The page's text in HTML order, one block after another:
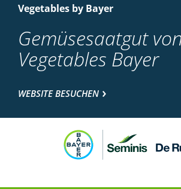
Vegetables by Bayer
Gemüsesaatgut
Vegetables Bayer
WEBSITE BESUCHEN